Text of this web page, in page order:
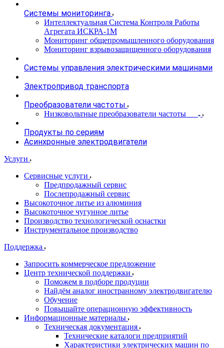
Системы мониторинга
Интеллектуальная Система Контроля Работы
Агрегата ИСКРА-1М
Мониторинг общепромышленного оборудования
Мониторинг взрывозащищенного оборудования
Системы управления электрическими машинами
Электропривод транспорта
Преобразователи частоты
Низковольтные преобразователи частоты
Продукты по сериям
Асинхронные электродвигатели
Услуги
Сервисные услуги
Предпродажный сервис
Послепродажный сервис
Высокоточное литье из алюминия
Высокоточное чугунное литье
Производство технологической оснастки
Инструментальное производство
Поддержка
Запросить коммерческое предложение
Центр технической поддержки
Поможем в подборе продуции
Найдём аналог иностранному электродвигателю
Обучение
Повышайте операционную эффективность
Информационные материалы
Техническая документация
Технические каталоги предприятий
Характеристики электрических машин по